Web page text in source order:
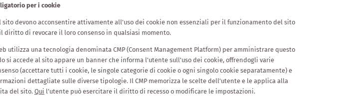
per i cookie
devono acconsentire attivamente all'uso dei cookie non essenziali per il funzionamento del sito
diritto di revocare il loro consenso in qualsiasi momento.
utilizza una tecnologia denominata CMP (Consent Management Platform) per amministrare questo
si accede al sito appare un banner che informa l'utente sull'uso dei cookie, offrendogli varie
(accettare tutti i cookie, le singole categorie di cookie o ogni singolo cookie separatamente) e
dettagliate sulle diverse tipologie. Il CMP memorizza le scelte dell'utente e le applica alla
del sito. Qui l’utente può esercitare il diritto di recesso o modificare le impostazioni.